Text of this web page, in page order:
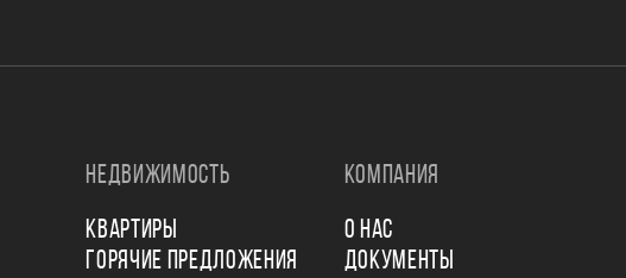
НЕДВИЖИМОСТЬ
КВАРТИРЫ
ГОРЯЧИЕ ПРЕДЛОЖЕНИЯ
КОМПАНИЯ
О НАС
ДОКУМЕНТЫ